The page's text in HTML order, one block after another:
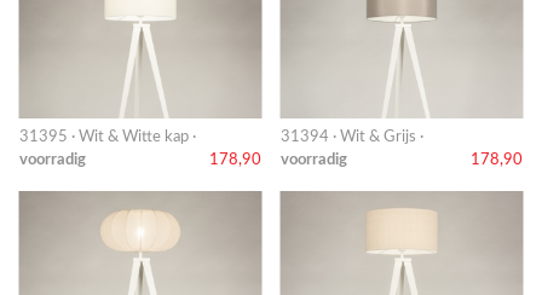
31395 · Wit & Witte kap ·
voorradig
178,90
31394 · Wit & Grijs ·
voorradig
178,90